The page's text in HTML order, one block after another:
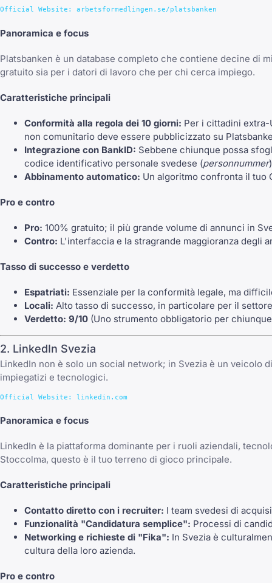
Panoramica e focus
Platsbanken è un database completo che contiene decine di
gratuito sia per i datori di lavoro che per chi cerca impiego.
Caratteristiche principali
Conformità alla regola dei 10 giorni: Per i cittadini extra-
non comunitario deve essere pubblicizzato su
Integrazione con BankID: Sebbene chiunque possa
codice identificativo personale svedese (personnummer
Abbinamento automatico: Un algoritmo confronta il tuo
Pro e contro
Pro: 100% gratuito; il più grande volume di annunci in
Contro: L'interfaccia e la stragrande maggioranza degli
Tasso di successo e verdetto
Espatriati: Essenziale per la conformità legale, ma
Locali: Alto tasso di successo, in particolare per il
Verdetto: 9/10 (Uno strumento obbligatorio per
2. LinkedIn Svezia
LinkedIn non è solo un social network; in Svezia è un
impiegatizi e tecnologici.
Panoramica e focus
LinkedIn è la piattaforma dominante per i ruoli aziendali,
Stoccolma, questo è il tuo terreno di gioco principale.
Caratteristiche principali
Contatto diretto con i recruiter: I team svedesi di
Funzionalità "Candidatura semplice": Processi di
Networking e richieste di "Fika": In Svezia è
cultura della loro azienda.
Pro e contro